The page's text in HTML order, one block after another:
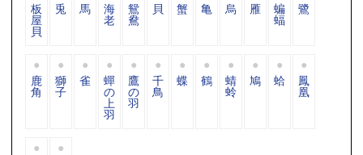
板
屋
貝
兎 馬 海
老
鴛
鴦
貝 蟹 亀 烏 雁 蝙
蝠
鷺
鹿
角
獅
子
雀 蟬
の
上
羽
鷹
の
羽
千
鳥
蝶 鶴 蜻
蛉
鳩 蛤 鳳
凰